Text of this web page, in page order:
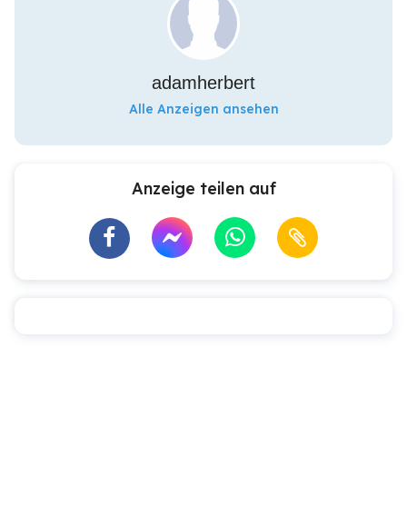
adamherbert
Alle Anzeigen ansehen
Anzeige teilen auf